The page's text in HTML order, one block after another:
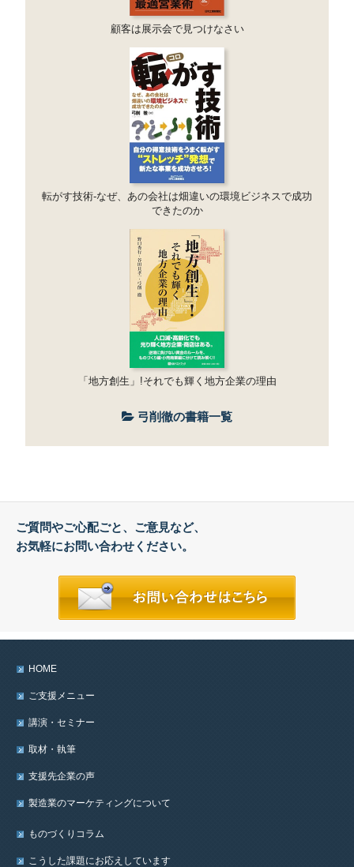
顧客は展示会で見つけなさい
転がす技術-なぜ、あの会社は畑違いの環境ビジネスで成功
できたのか
「地方創生」!それでも輝く地方企業の理由
弓削徹の書籍一覧
ご質問やご心配ごと、ご意見など、
お気軽にお問い合わせください。
HOME
ご支援メニュー
講演・セミナー
取材・執筆
支援先企業の声
製造業のマーケティングについて
ものづくりコラム
こうした課題にお応えしています